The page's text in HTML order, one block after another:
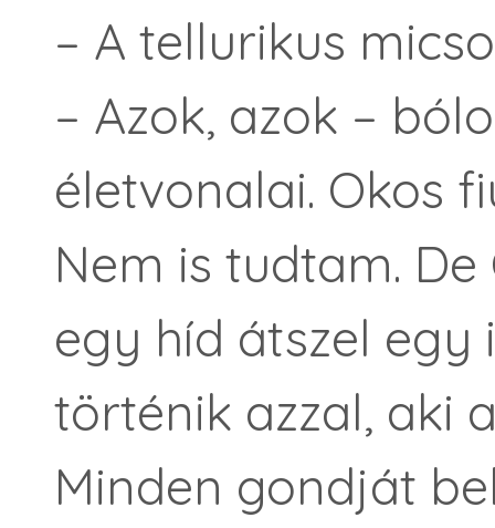
– A tellurikus
– Azok, azok –
életvonalai. Okos
Nem is tudtam.
egy híd átszel egy
történik azzal, aki
Minden gondját